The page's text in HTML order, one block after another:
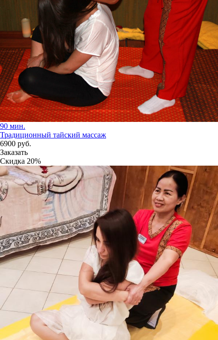
90 мин.
Традиционный тайский массаж
6900 руб.
Заказать
Скидка 20%